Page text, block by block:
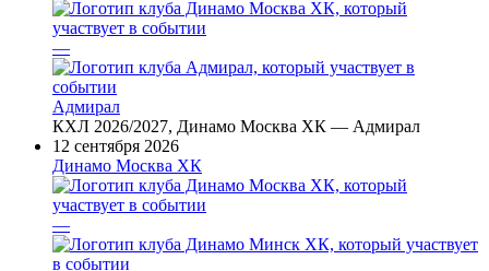
—
Адмирал
КХЛ 2026/2027, Динамо Москва ХК — Адмирал
12 сентября 2026
Динамо Москва ХК
—